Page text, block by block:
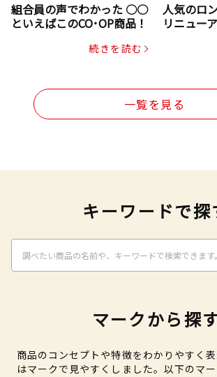
組合員の声でわかった ○○
といえばこのCO･OP商品！
続きを読む
人気のロ
リニュー
一覧を見る
キーワードで探
マークから探
商品のコンセプトや特徴をわかりやすく
はマークで見やすくしました。以下のマー